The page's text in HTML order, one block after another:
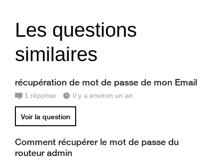
Les questions
similaires
récupération de mot de passe de mon Email
1 réponse Il y a environ un an
Voir la question
Comment récupérer le mot de passe du
routeur admin